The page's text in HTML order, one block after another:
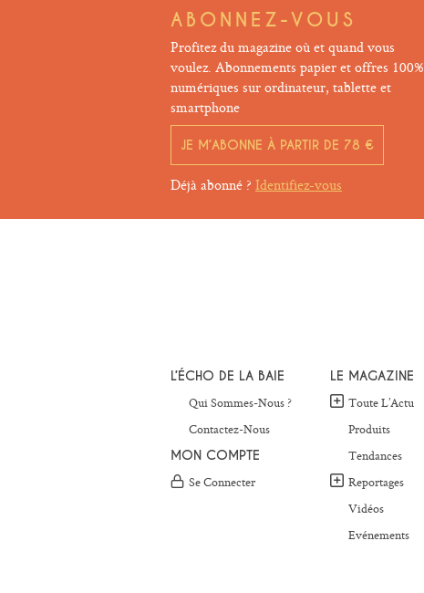
ABONNEZ-VOUS
Profitez du magazine où et quand vous
voulez. Abonnements papier et offres 100%
numériques sur ordinateur, tablette et
smartphone
JE M’ABONNE À PARTIR DE 78 €
Déjà abonné ? Identifiez-vous
L’ÉCHO DE LA BAIE
Qui Sommes-Nous ?
Contactez-Nous
MON COMPTE
Se Connecter
LE MAGAZINE
Toute L’Actu
Produits
Tendances
Reportages
Vidéos
Evénements